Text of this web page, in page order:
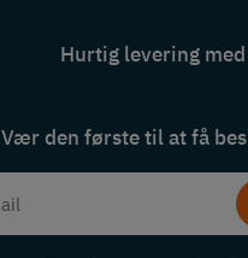
Hurtig levering med
Vær den første til at få